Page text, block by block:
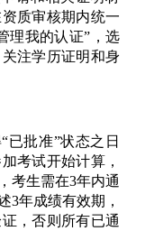
质审核期内统一
理我的认证”，选
注学历证明和身
已批准”状态之日
考试开始计算，
考生需在3年内通
3年成绩有效期，
，否则所有已通